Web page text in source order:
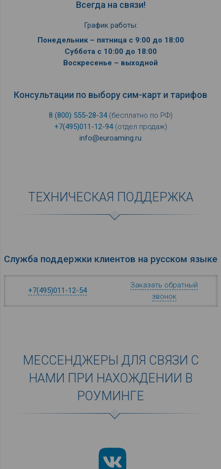
Всегда на связи!
График работы:
Понедельник – пятница с 9:00 до 18:00
Суббота с 10:00 до 18:00
Воскресенье – выходной
Консультации по выбору сим-карт и тарифов
8 (800) 555-28-34(бесплатно по РФ)
+7(495)011-12-94(отдел продаж)
info@euroaming.ru
ТЕХНИЧЕСКАЯ ПОДДЕРЖКА
Служба под­держки кли­ен­тов на рус­ском языке
+7(495)011-12-54
Заказать обратный
звонок
МЕССЕНДЖЕРЫ ДЛЯ СВЯЗИ С
НАМИ ПРИ НАХОЖДЕНИИ В
РОУМИНГЕ